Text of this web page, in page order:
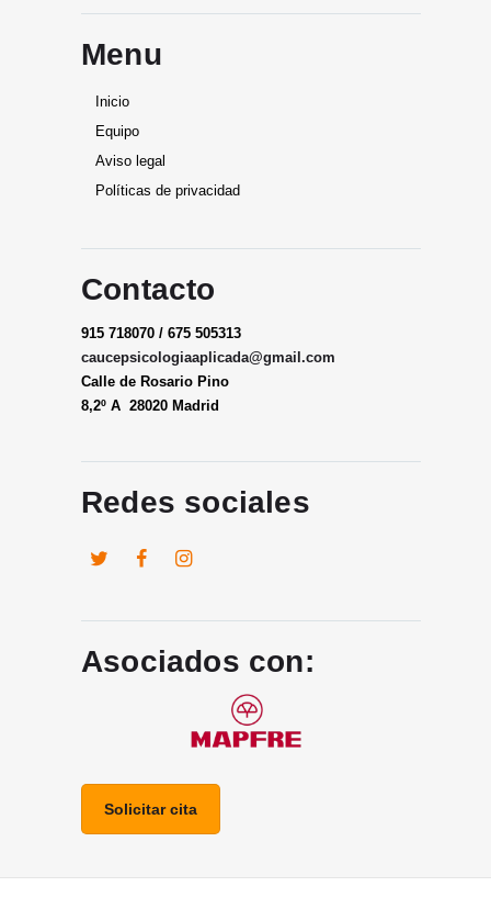
Menu
Inicio
Equipo
Aviso legal
Políticas de privacidad
Contacto
915 718070 / 675 505313
caucepsicologiaaplicada@gmail.com
Calle de Rosario Pino
8,2º A 28020 Madrid
Redes sociales
Asociados con:
Solicitar cita